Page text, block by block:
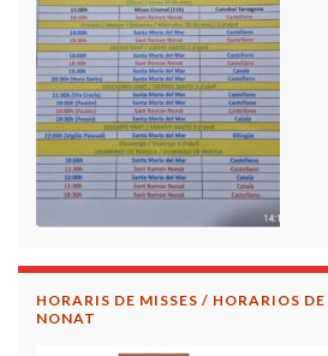
HORARIS DE MISSES / HORARIOS
NONAT